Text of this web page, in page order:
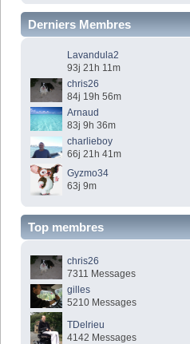
Derniers Membres
Lavandula2
93j 21h 11m
chris26
84j 19h 56m
Arnaud
83j 9h 36m
charlieboy
66j 21h 41m
Gyzmo34
63j 9m
Top membres
chris26
7311 Messages
gilles
5210 Messages
TDelrieu
4142 Messages